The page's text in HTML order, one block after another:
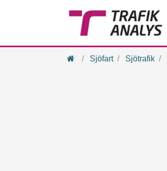
HemSjöfart Sjötrafik